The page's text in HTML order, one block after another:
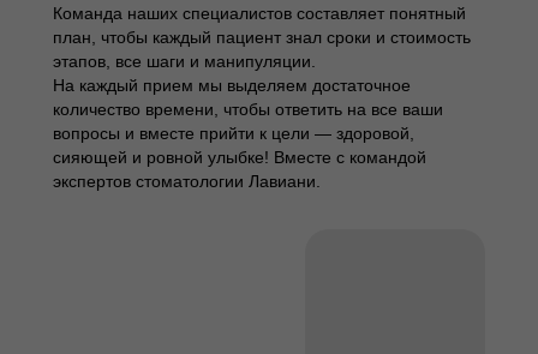
Команда наших специалистов составляет понятный
план, чтобы каждый пациент знал сроки и стоимость
этапов, все шаги и манипуляции.
На каждый прием мы выделяем достаточное
количество времени, чтобы ответить на все ваши
вопросы и вместе прийти к цели — здоровой,
сияющей и ровной улыбке! Вместе с командой
экспертов стоматологии Лавиани.